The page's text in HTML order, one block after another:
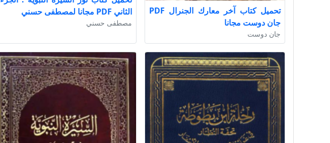
تحميل كتاب آخر معارك الجنرال PDF
جان دوست مجانا
جان دوست
الثاني PDF مجانا لمصطفى حسني
مصطفى حسني